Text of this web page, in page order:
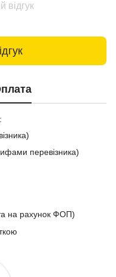
відгук
перевізника)
на рахунок ФОП)